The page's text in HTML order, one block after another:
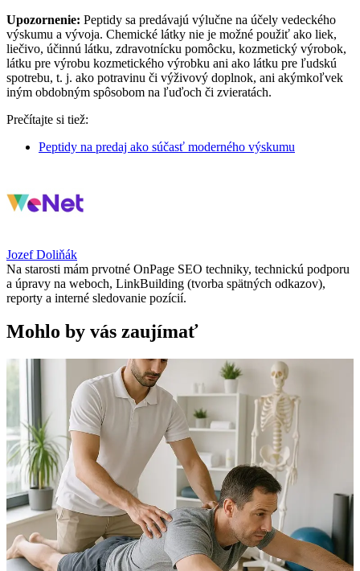
Upozornenie: Peptidy sa predávajú výlučne na účely vedeckého
výskumu a vývoja. Chemické látky nie je možné použiť ako liek,
liečivo, účinnú látku, zdravotnícku pomôcku, kozmetický výrobok,
látku pre výrobu kozmetického výrobku ani ako látku pre ľudskú
spotrebu, t. j. ako potravinu či výživový doplnok, ani akýmkoľvek
iným obdobným spôsobom na ľuďoch či zvieratách.
Prečítajte si tiež:
Peptidy na predaj ako súčasť moderného výskumu
Jozef Doliňák
Na starosti mám prvotné OnPage SEO techniky, technickú podporu
a úpravy na weboch, LinkBuilding (tvorba spätných odkazov),
reporty a interné sledovanie pozícií.
Mohlo by vás zaujímať